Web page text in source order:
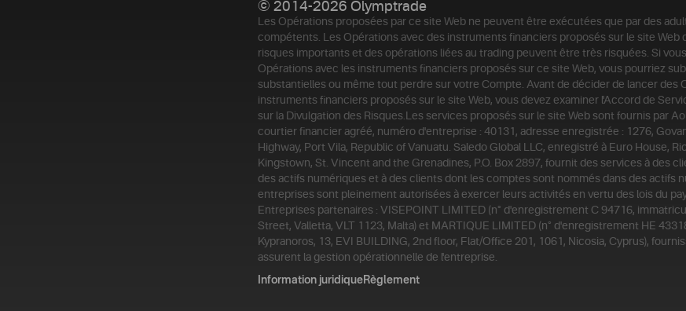
© 2014-2026 Olymptrade
Les Opérations proposées par ce site Web ne peuvent être exécutées que par des
compétents. Les Opérations avec des instruments financiers proposés sur le site Web
risques importants et des opérations liées au trading peuvent être très risquées. Si
Opérations avec les instruments financiers proposés sur ce site Web, vous pourriez
substantielles ou même tout perdre sur votre Compte. Avant de décider de lancer des
instruments financiers proposés sur le site Web, vous devez examiner l'Accord de
sur la Divulgation des Risques. Les services proposés sur le site Web sont fournis par
courtier financier agréé, numéro d'entreprise : 40131, adresse enregistrée : 1276,
Highway, Port Vila, Republic of Vanuatu. Saledo Global LLC, enregistré à Euro House,
Kingstown, St. Vincent and the Grenadines, P.O. Box 2897, fournit des services à des
des actifs numériques et à des clients dont les comptes sont nommés dans des actifs
entreprises sont pleinement autorisées à exercer leurs activités en vertu des lois du
Entreprises partenaires : VISEPOINT LIMITED (n° d'enregistrement C 94716,
Street, Valletta, VLT 1123, Malta) et MARTIQUE LIMITED (n° d'enregistrement HE
Kypranoros, 13, EVI BUILDING, 2nd floor, Flat/Office 201, 1061, Nicosia, Cyprus),
assurent la gestion opérationnelle de l'entreprise.
Information juridiqueRèglement